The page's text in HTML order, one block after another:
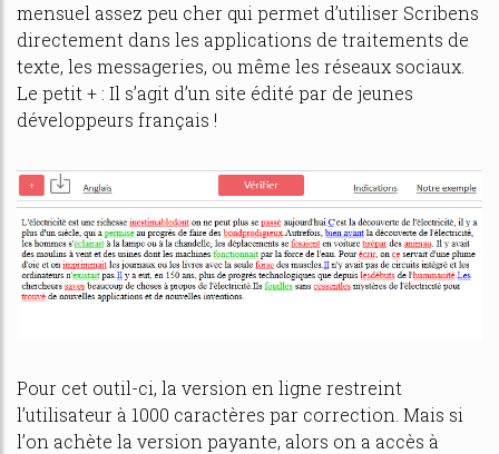
mensuel assez peu cher qui permet d’utiliser Scribens
directement dans les applications de traitements de
texte, les messageries, ou même les réseaux sociaux.
Le petit + : Il s’agit d’un site édité par de jeunes
développeurs français !
Pour cet outil-ci, la version en ligne restreint
l’utilisateur à 1000 caractères par correction. Mais si
l’on achète la version payante, alors on a accès à